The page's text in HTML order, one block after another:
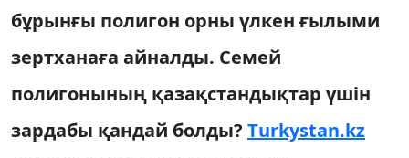
бұрынғы полигон орны үлкен ғылыми
зертханаға айналды. Семей
полигонының қазақстандықтар үшін
зардабы қандай болды? Тurkystan.kz